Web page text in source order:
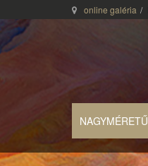
online galéria